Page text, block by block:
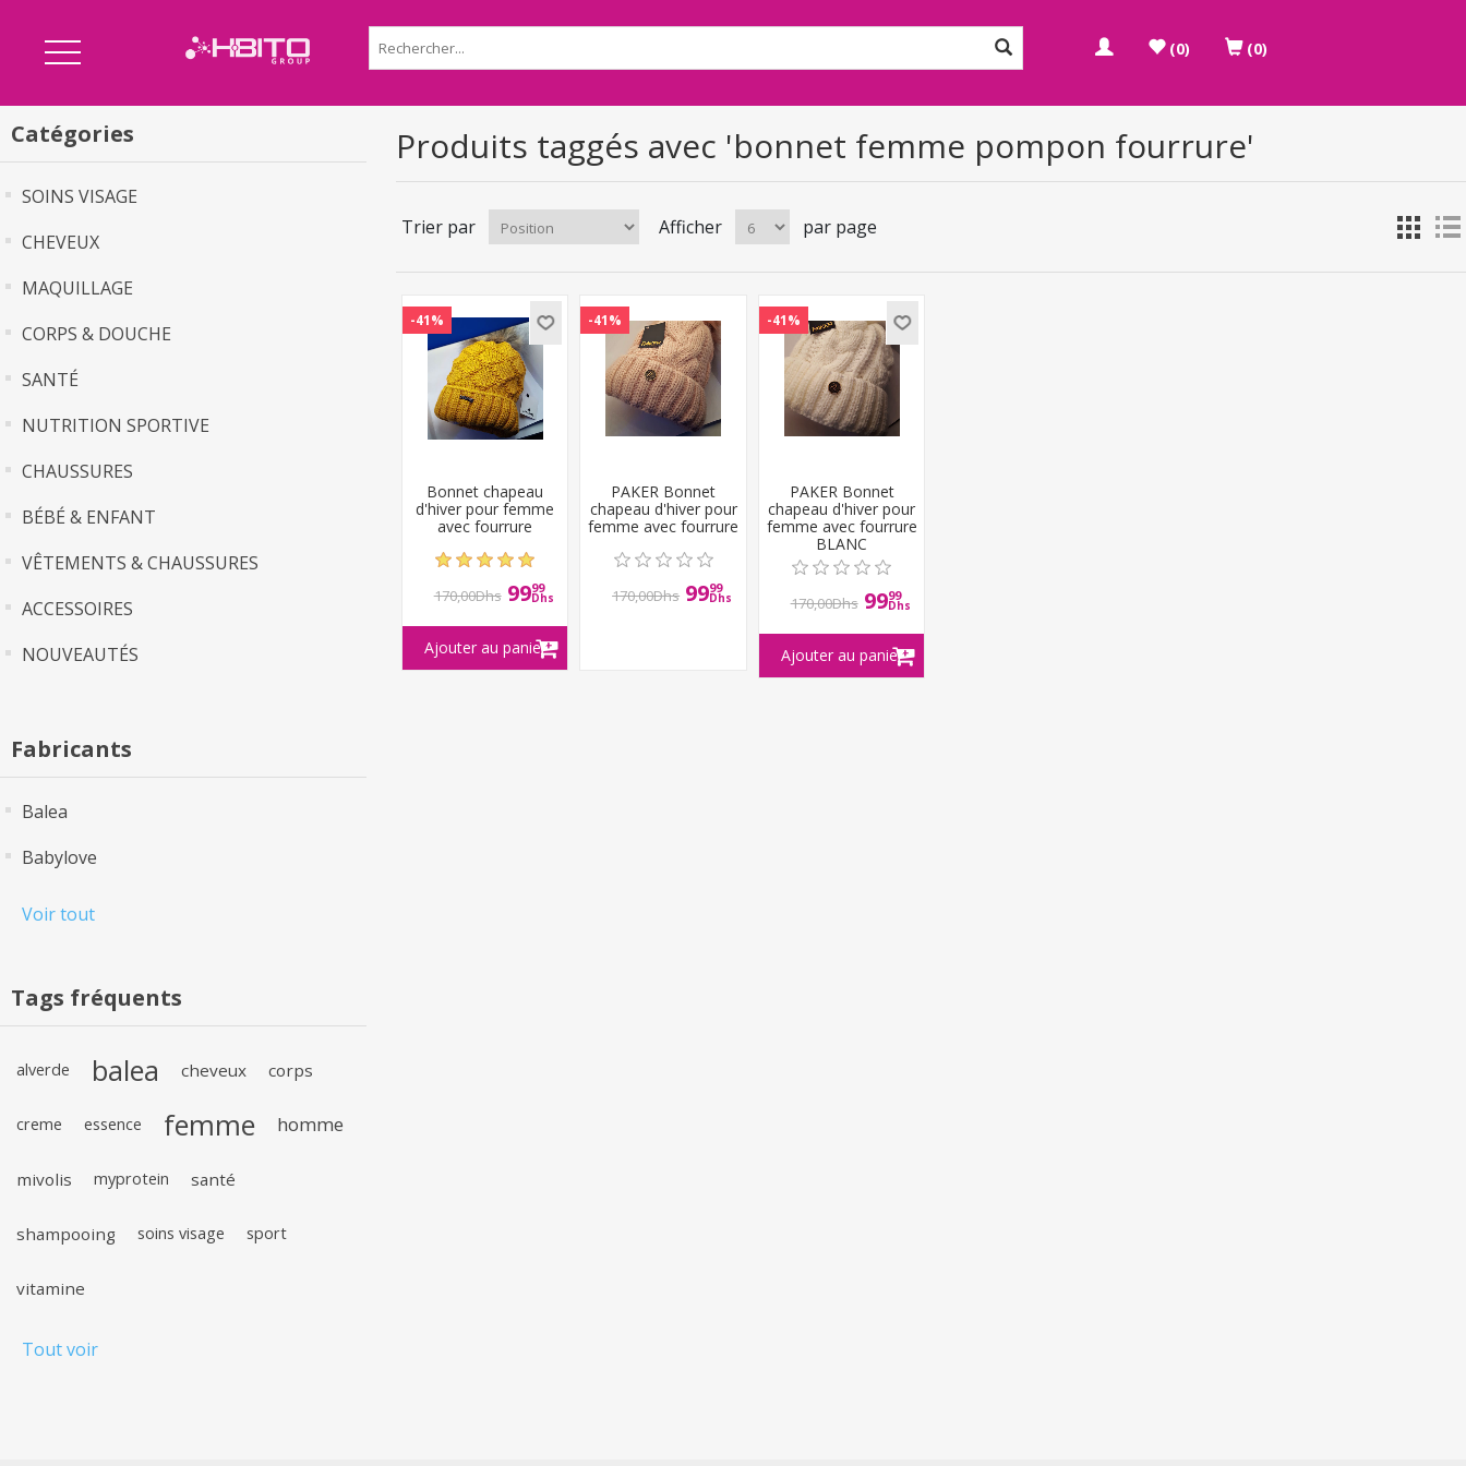
(0) (0)
Catégories
SOINS VISAGE
CHEVEUX
MAQUILLAGE
CORPS & DOUCHE
SANTÉ
NUTRITION SPORTIVE
CHAUSSURES
BÉBÉ & ENFANT
VÊTEMENTS & CHAUSSURES
ACCESSOIRES
NOUVEAUTÉS
Fabricants
Balea
Babylove
Voir tout
Tags fréquents
alverde balea cheveux corps
creme essence femme homme
mivolis myprotein santé
shampooing soins visage sport
vitamine
Tout voir
Produits taggés avec 'bonnet femme pompon fourrure'
Trier par Afficher par page
-41%
Bonnet chapeau
d'hiver pour femme
avec fourrure
170,00Dhs 9999
Dhs
-41%
PAKER Bonnet
chapeau d'hiver pour
femme avec fourrure
170,00Dhs 9999
Dhs
-41%
PAKER Bonnet
chapeau d'hiver pour
femme avec fourrure
BLANC
170,00Dhs 9999
Dhs